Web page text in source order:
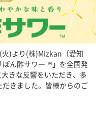
)より(株)Mizkan（愛知
ぽん酢サワー™」を全国発
きな反響をいただき、多
だきました。皆様からのご